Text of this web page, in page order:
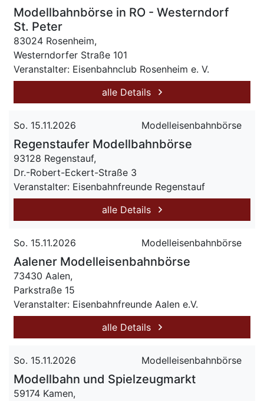
Modellbahnbörse in RO - Westerndorf
St. Peter
83024 Rosenheim,
Westerndorfer Straße 101
Veranstalter: Eisenbahnclub Rosenheim e. V.
alle Details
So. 15.11.2026 Modelleisenbahnbörse
Regenstaufer Modellbahnbörse
93128 Regenstauf,
Dr.-Robert-Eckert-Straße 3
Veranstalter: Eisenbahnfreunde Regenstauf
alle Details
So. 15.11.2026 Modelleisenbahnbörse
Aalener Modelleisenbahnbörse
73430 Aalen,
Parkstraße 15
Veranstalter: Eisenbahnfreunde Aalen e.V.
alle Details
So. 15.11.2026 Modelleisenbahnbörse
Modellbahn und Spielzeugmarkt
59174 Kamen,